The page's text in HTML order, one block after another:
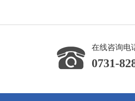
在线咨询电
0731-